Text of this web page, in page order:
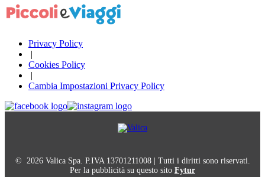
Privacy Policy
|
Cookies Policy
|
Cambia Impostazioni Privacy Policy
© 2026 Valica Spa. P.IVA 13701211008 | Tutti i diritti sono riservati.
Per la pubblicità su questo sito Fytur